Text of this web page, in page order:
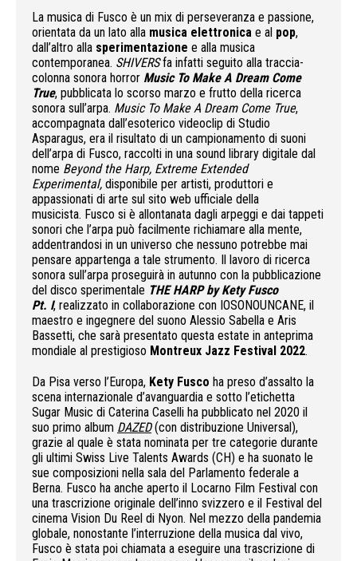
La musica di Fusco è un mix di perseveranza e passione,
orientata da un lato alla musica elettronica e al pop,
dall’altro alla sperimentazione e alla musica
contemporanea. SHIVERSfa infatti seguito alla traccia-
colonna sonora horror Music To Make A Dream Come
True, pubblicata lo scorso marzo e frutto della ricerca
sonora sull’arpa. Music To Make A Dream Come True,
accompagnata dall’esoterico videoclip di Studio
Asparagus, era il risultato di un campionamento di suoni
dell’arpa di Fusco, raccolti in una sound library digitale dal
nome Beyond the Harp, Extreme Extended
Experimental, disponibile per artisti, produttori e
appassionati di arte sul sito web ufficiale della
musicista. Fusco si è allontanata dagli arpeggi e dai tappeti
sonori che l’arpa può facilmente richiamare alla mente,
addentrandosi in un universo che nessuno potrebbe mai
pensare appartenga a tale strumento. Il lavoro di ricerca
sonora sull’arpa proseguirà in autunno con la pubblicazione
del disco sperimentale THE HARP by Kety Fusco
Pt. I, realizzato in collaborazione con IOSONOUNCANE, il
maestro e ingegnere del suono Alessio Sabella e Aris
Bassetti, che sarà presentato questa estate in anteprima
mondiale al prestigioso Montreux Jazz Festival 2022.
Da Pisa verso l’Europa, Kety Fusco ha preso d’assalto la
scena internazionale d’avanguardia e sotto l’etichetta
Sugar Music di Caterina Caselli ha pubblicato nel 2020 il
suo primo album DAZED(con distribuzione Universal),
grazie al quale è stata nominata per tre categorie durante
gli ultimi Swiss Live Talents Awards (CH) e ha suonato le
sue composizioni nella sala del Parlamento federale a
Berna. Fusco ha anche aperto il Locarno Film Festival con
una trascrizione originale dell’inno svizzero e il Festival del
cinema Vision Du Reel di Nyon. Nel mezzo della pandemia
globale, nonostante l’interruzione della musica dal vivo,
Fusco è stata poi chiamata a eseguire una trascrizione di